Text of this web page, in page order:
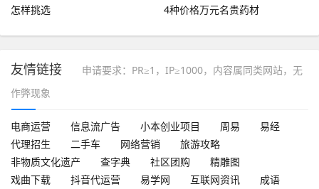
怎样挑选
4种价格万元名贵药材
友情链接
申请要求：PR≥1，IP≥1000，内容属同类网站，无
作弊现象
电商运营 信息流广告 小本创业项目 周易
易经
代理招生
二手车 网络营销
旅游攻略
非物质文化遗产
查字典 社区团购
精雕图
戏曲下载
抖音代运营 易学网 互联网资讯
成语